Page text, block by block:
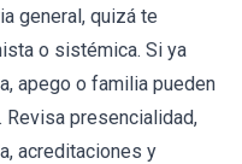
general, quizá te
o sistémica. Si ya
apego o familia pueden
presencialidad,
acreditaciones y